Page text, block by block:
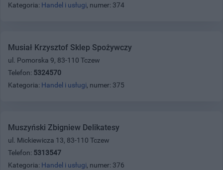
Kategoria: Handel i usługi, numer: 374
Musiał Krzysztof Sklep Spożywczy
ul. Pomorska 9, 83-110 Tczew
Telefon: 5324570
Kategoria: Handel i usługi, numer: 375
Muszyński Zbigniew Delikatesy
ul. Mickiewicza 13, 83-110 Tczew
Telefon: 5313547
Kategoria: Handel i usługi, numer: 376